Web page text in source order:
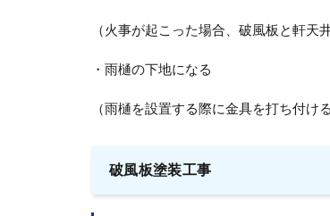
（火事が起こった場合、破風板と軒天
・雨樋の下地になる
（雨樋を設置する際に金具を打ち付け
破風板塗装工事